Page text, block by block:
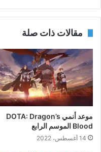
مقالات ذات صلة
موعد أنمي DOTA: Dragon’s
Blood الموسم الرابع
14 أغسطس، 2022